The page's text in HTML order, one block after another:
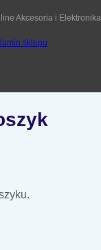
Akcesoria i Elektronika
sklepu